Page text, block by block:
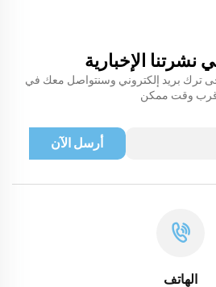
نشرتنا الإخبارية
ترك بريد إلكتروني وسنتواصل معك في
وقت ممكن
أرسل الآن
الهاتف